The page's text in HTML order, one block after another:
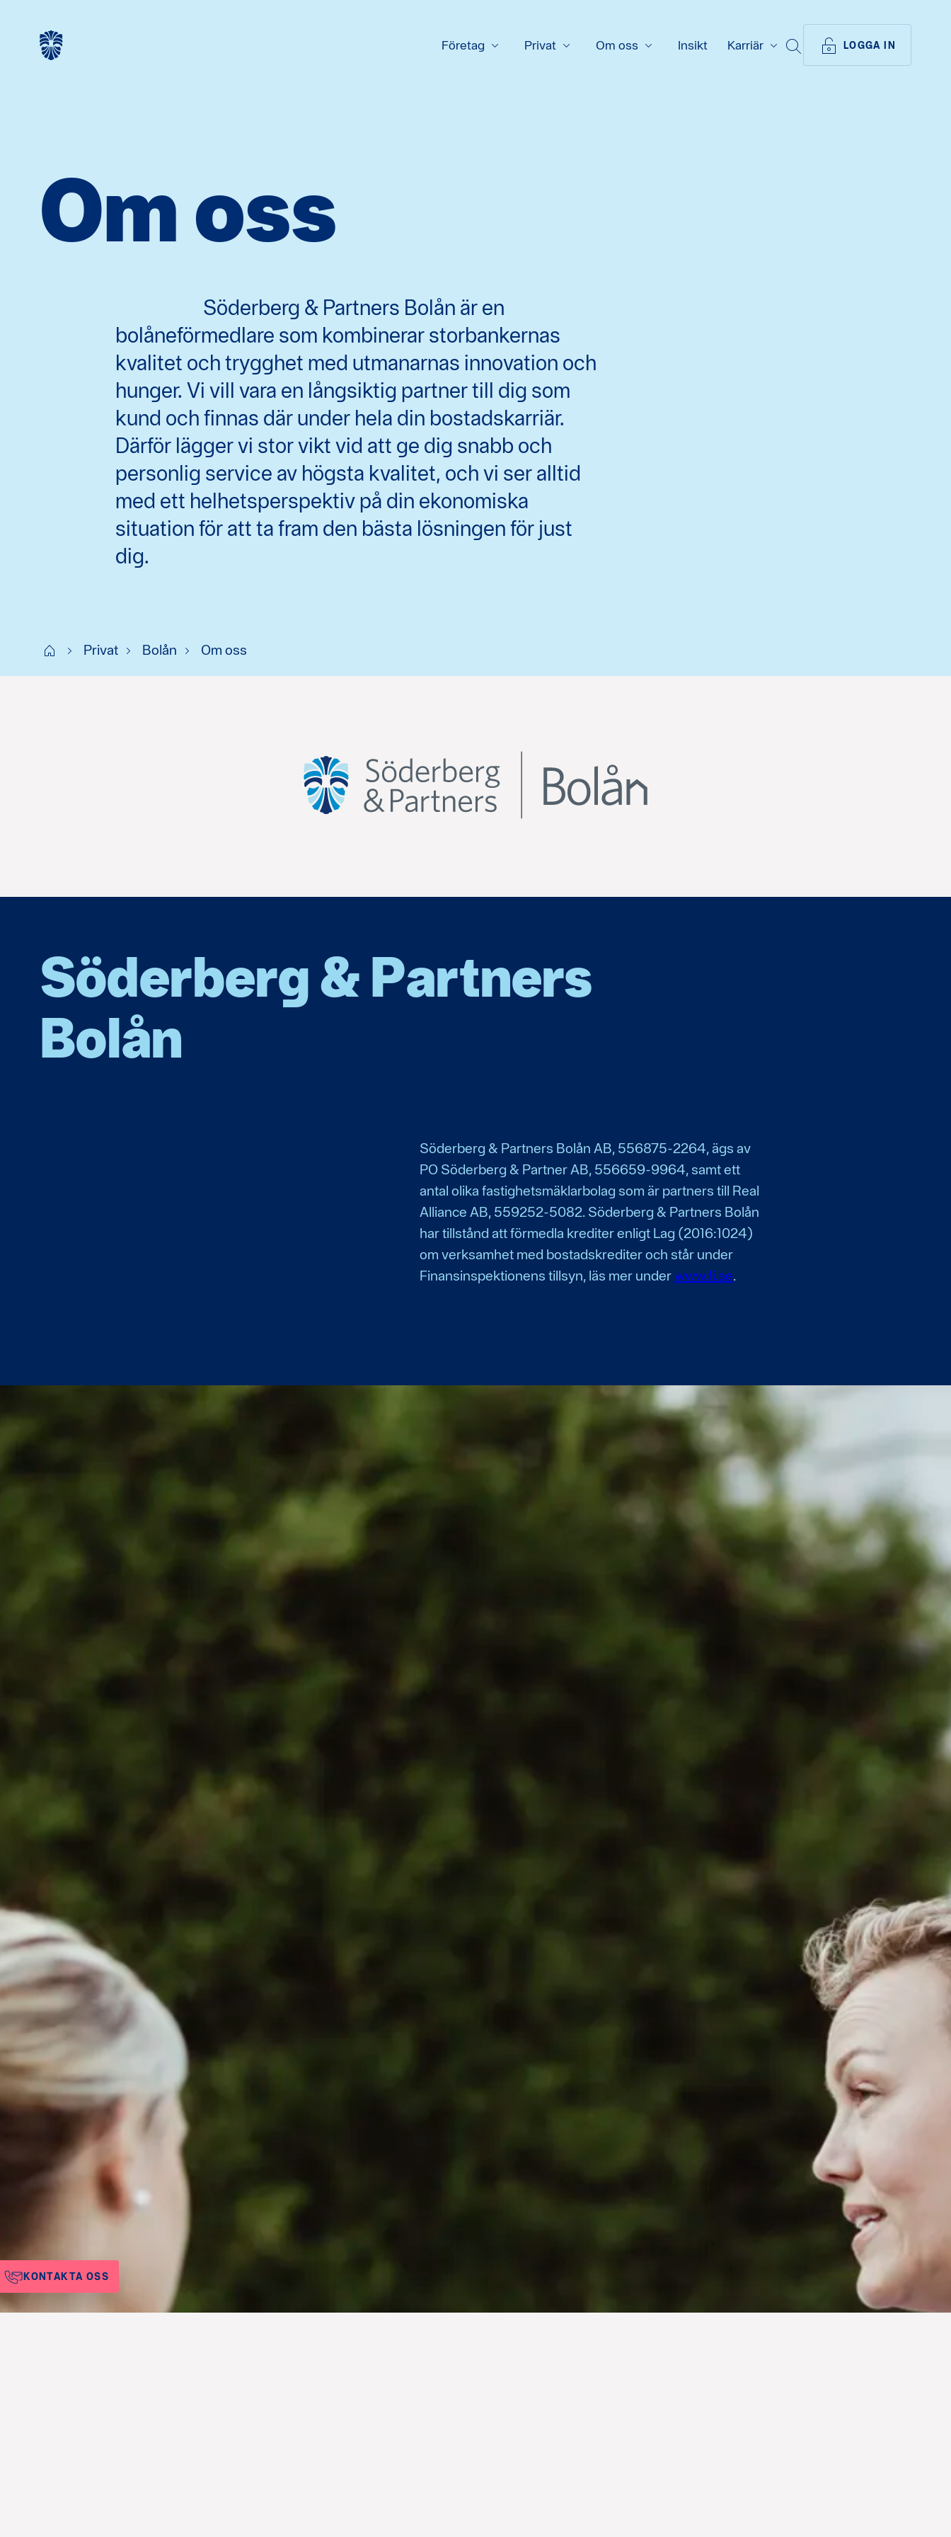
Företag Privat Om oss Insikt Karriär SÖK LOGGA IN
KONTAKTA OSS
Om oss
Söderberg & Partners Bolån är en
bolåneförmedlare som kombinerar storbankernas
kvalitet och trygghet med utmanarnas innovation och
hunger. Vi vill vara en långsiktig partner till dig som
kund och finnas där under hela din bostadskarriär.
Därför lägger vi stor vikt vid att ge dig snabb och
personlig service av högsta kvalitet, och vi ser alltid
med ett helhetsperspektiv på din ekonomiska
situation för att ta fram den bästa lösningen för just
dig.
Start Privat Bolån Om oss
Söderberg & Partners
Bolån
Söderberg & Partners Bolån AB, 556875-2264, ägs av
PO Söderberg & Partner AB, 556659-9964, samt ett
antal olika fastighetsmäklarbolag som är partners till Real
Alliance AB, 559252-5082. Söderberg & Partners Bolån
har tillstånd att förmedla krediter enligt Lag (2016:1024)
om verksamhet med bostadskrediter och står under
Finansinspektionens tillsyn, läs mer underwww.fi.se.